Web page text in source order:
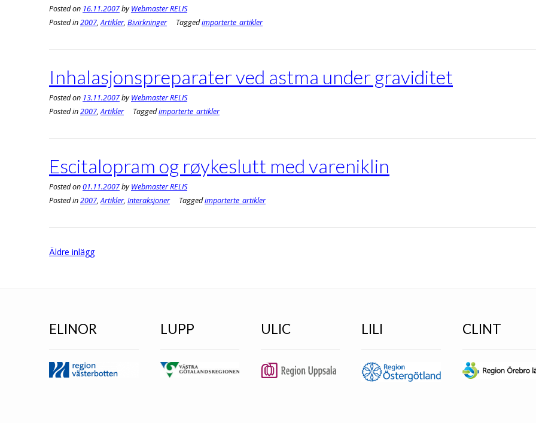
Posted on 16.11.2007byWebmaster RELIS
Posted in2007,Artikler, Bivirkninger Taggedimporterte_artikler
Inhalasjonspreparater ved astma under graviditet
Posted on 13.11.2007byWebmaster RELIS
Posted in2007,Artikler Taggedimporterte_artikler
Escitalopram og røykeslutt med vareniklin
Posted on01.11.2007byWebmaster RELIS
Posted in2007,Artikler, Interaksjoner Taggedimporterte_artikler
Inläggsnavigering
Äldre inlägg
ELINOR LUPP ULIC LILI CLINT